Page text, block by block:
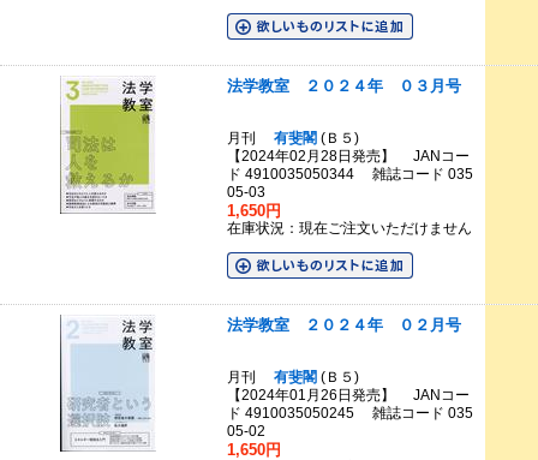
法学教室 ２０２４年 ０３月号
月刊 有斐閣 (Ｂ５)
【2024年02月28日発売】 JANコー
ド 4910035050344 雑誌コード 035
05-03
1,650円
在庫状況：現在ご注文いただけません
法学教室 ２０２４年 ０２月号
月刊 有斐閣 (Ｂ５)
【2024年01月26日発売】 JANコー
ド 4910035050245 雑誌コード 035
05-02
1,650円